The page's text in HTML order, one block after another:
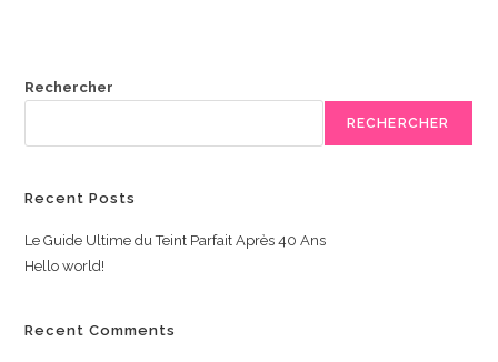
Rechercher
RECHERCHER
Recent Posts
Le Guide Ultime du Teint Parfait Après 40 Ans
Hello world!
Recent Comments